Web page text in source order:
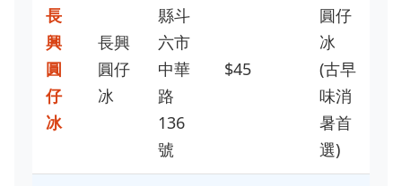
長
興
圓
仔
冰
長興
圓仔
冰
縣斗
六市
中華
路
136
號
$45
圓仔
冰
(古早
味消
暑首
選)